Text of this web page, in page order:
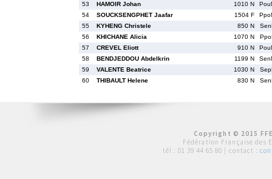
53
HAMOIR Johan 1010 N
54
SOUCKSENGPHET Jaafar 1504 F
55
KYHENG Christele 850 N
56
KHICHANE Alicia 1070 N
57
CREVEL Eliott 910 N
58
BENDJEDDOU Abdelkrin 1199 N
59
VALENTE Beatrice 1030 N
60
THIBAULT Helene 830 N
Copyright © 2015
Fédération Française des
tél : 01 39 44 65 80 | contact :